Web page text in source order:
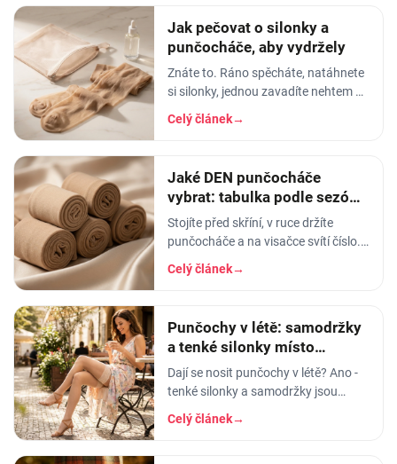
Jak pečovat o silonky a
punčocháče, aby vydržely
Znáte to. Ráno spěcháte, natáhnete
si silonky, jednou zavadíte nehtem o
lem - a než dojdete ke dveřím, máte
na lýtku oko velké jak dálnice. Nebo
Celý článek→
Jaké DEN punčocháče
vybrat: tabulka podle sezóny
i příležitosti
Stojíte před skříní, v ruce držíte
punčocháče a na visačce svítí číslo.
20. Nebo 40. Nebo 120. A vy nemáte
tušení, co to znamená a jestli to dnes
Celý článek→
Punčochy v létě: samodržky
a tenké silonky místo
punčocháčů
Dají se nosit punčochy v létě? Ano -
tenké silonky a samodržky jsou
vzdušné a chladivé. Vysvětlíme DEN
a poradíme, jak vybrat letní
Celý článek→